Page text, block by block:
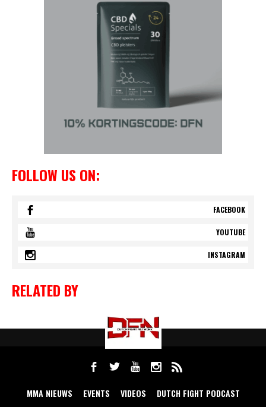
FOLLOW US ON:
FACEBOOK
YOUTUBE
INSTAGRAM
RELATED BY
MMA NIEUWS EVENTS VIDEOS DUTCH FIGHT PODCAST